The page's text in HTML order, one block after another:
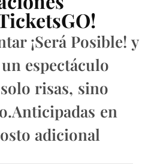
¡Será Posible! y
espectáculo
risas, sino
en
adicional